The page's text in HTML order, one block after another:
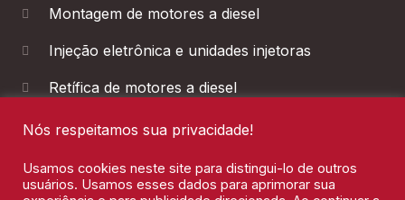
Montagem de motores a diesel
Injeção eletrônica e unidades injetoras
Retífica de motores a diesel
Diagnóstico Eletrônico
Manutenção de Cambios
Nós respeitamos sua privacidade!
Usamos cookies neste site para distingui-lo de outros
usuários. Usamos esses dados para aprimorar sua